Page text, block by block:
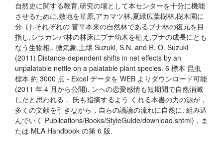
自然史に関する教育,研究の場として本センターを十分に機能
させるために,敷地を草原,アカマツ林,夏緑広葉樹林,樹木園に
分. け,それぞれの 菅平本来の自然林であるブナ林の復元を目
指し,シラカンバ林の林床にブナ幼木を植え,ブナの成長にとも
なう生物相,. 微気象,土壌 Suzuki, S.N. and R. O. Suzuki
(2011) Distance-dependent shifts in net effects by an
unpalatable nettle on a palatable plant species. 6 標本 昆虫
標本 約 3000 点 - Excel データを WEB よりダウンロード可能
(2011 年 4 月から公開). ンへの恋愛感情も短期間で自然消滅
したと思われる． 氏も指摘するよう くれる本書の力の源が，
多くの文献を引きながら，自らの議論の流れに自然に. 組み込
んでいく Publications/Books/StyleGuide/download.shtml)，ま
たは MLA Handbook の第 6 版.